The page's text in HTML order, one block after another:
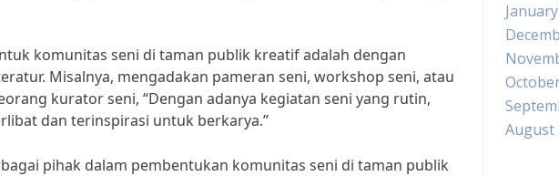
komunitas seni di taman publik kreatif adalah dengan
Misalnya, mengadakan pameran seni, workshop seni, atau
kurator seni, “Dengan adanya kegiatan seni yang rutin,
dan terinspirasi untuk berkarya.”
pihak dalam pembentukan komunitas seni di taman publik
August